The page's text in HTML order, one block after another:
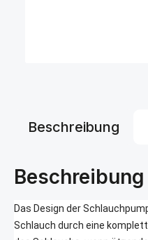
Beschreibung
Das Design der
Schlauch durch eine